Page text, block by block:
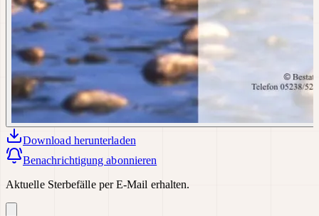
Download herunterladen
Benachrichtigung abonnieren
Aktuelle Sterbefälle per E-Mail erhalten.